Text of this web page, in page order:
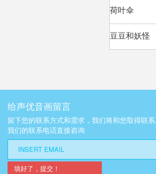
荷叶伞
豆豆和妖怪
给声优音画留言
留下您的联系方式和需求，我们将和您取得联
我们的联系电话直接咨询
填好了，提交！